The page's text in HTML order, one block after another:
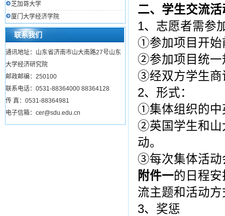
芝加哥大学
厦门大学经济学院
联系我们
通讯地址：山东省济南市山大南路27号山东
大学经济研究院
邮政邮编：250100
联系电话：0531-88364000 88364128
传 真：0531-88364981
电子信箱：cer@sdu.edu.cn
二、学生交流
1、志愿者需参
①参加项目开始
②参加项目统一
③经双方学生商
2、形式：
①集体组织的中
②英国学生和山
动。
③每次集体活动
附件一的日程
流主题和活动方
3、奖惩